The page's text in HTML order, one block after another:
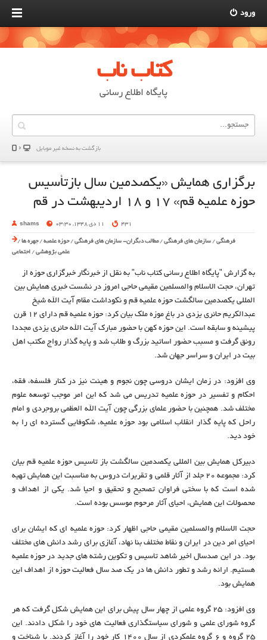
ورود
کتاب ناب
پایگاه اطلاع رسانی
بازگشت به نسخه غير موبایل
برگزاری همایش «یکصدمین سال بازتأسیس
حوزه علمیه قم» ۱۷ و ۱۸ اردیبهشت در قم
shams 11 دی 1348, 03:30 431
فرهنگی / سازمان های فرهنگی /مطالب دیگران- سازمان های فرهنگی /حوزه علمیه /چهره ها /
علمی پژوهشی / اجتماعی
به گزارش "پایگاه اطلاع رسانی کتاب ناب" به نقل از خبرنگار خبرگزاری حوزه از
تهران، حجت الاسلام والمسلمین مقیمی حاجی امروز در نشست خبری همایش بین
المللی یکصدمین سالگشت حوزه علمیه قم و نکوداشت مقام آیت الله شیخ
عبدالکریم حائری یزدی در باغ موزه ملک بیان کرد: حوزه علمیه قم دارای ۱۲ قرن
پیشینه و سابقه است. این حوزه کهن با حضور مبارک آیت الله حائری یزدی مجددا
رونق گرفت و مسبب حضور اساتید بزرگ و طلاب شد و پایه گذار رواج مکتب اهل
بیت در ایران و سراسر جهان شد.
وی افزود: در زمان ایشان دروسی چون نجوم و هیئت نیز در کنار فلسفه، فقه،
احکام و تفسیر در حوزه علمیه تدریس می شد که این امر موجب توسعه علوم
مختلف شد. همچنین با حضور علمای بزرگی چون آیت الله العظمی بروجردی و امام
راحل که پایه گذار انقلاب اسلامی بود حوزه علمیه، شکوفایی گسترده ای را به
خود دید.
دبیرکل همایش بین المللی یکصدمین سالگشت باز تاسیس حوزه علمیه قم بیان
کرد: مجموعه ۲۰ جلد از آثار قلمی و تقریرات دروس به مناسبت این همایش تهیه
شده است که با سختی فراوان تصحیح و تحقیق و احیا شد. یکی از اهداف و
محصولات این همایش، احیای آثار مرحوم موسس بوده است.
حجت الاسلام والمسلمین مقیمی حاجی اظهار کرد: حوزه علمیه ای که ایشان برای
احیای امر دین در ایران و نقاط مختلف بنا نهاد، آغازی برای رشد دانش های مختلف
بود. در این صدسال اخیر شاهد تاسیس و تکوین رشته های جدید در حوزه علمیه
هستیم. ارائه رشد و تطور دانش ها در یک صد سال فعالیت حوزه از اهداف این
همایش بود.
وی افزود: ۲۵ گروه علمی از چهار سال پیش برای این همایش شکل گرفت که هر
گروه شورای علمی و شورای سیاستگذاری فعالیت های خود را شکل دادند. این
۲۵ گروه و ۶ گروه علمکردی از سال ۱۴۰۰ کار خود را آغاز کردند. با شناخت و